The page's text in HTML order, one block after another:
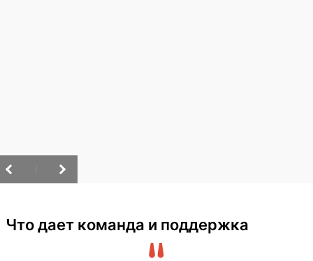
Что дает команда и поддержка